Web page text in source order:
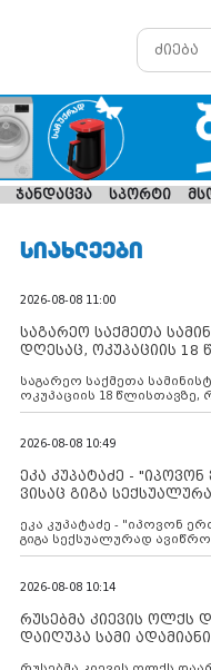
ჯანდაცვა სპორტი
ᲡᲘᲐᲮᲚᲔᲔᲑᲘ
2026-08-08 11:00
საგარეო საქმეთა
დღესაც, ოკუპაციის 18
შუამავლ
საგარეო საქმეთა
ოკუპაციის 18 წლისთავზე,
ასრულებს ევროკავშირის
შეწყვეტის შეთანხმებას.
ოკუპირებულ რეგიონებში,
მილიტარიზაციის
დგამს ნაბიჯებს მათი
2026-08-08 10:49
ეკა კუპატაძე -
ვისაც გიგა
ეკა კუპატაძე - "იპოვონ
გიგა სექსუალურად
2026-08-08 10:14
რუსებმა კიევის ოლქს
დაიღუპა სამი ადამიანი